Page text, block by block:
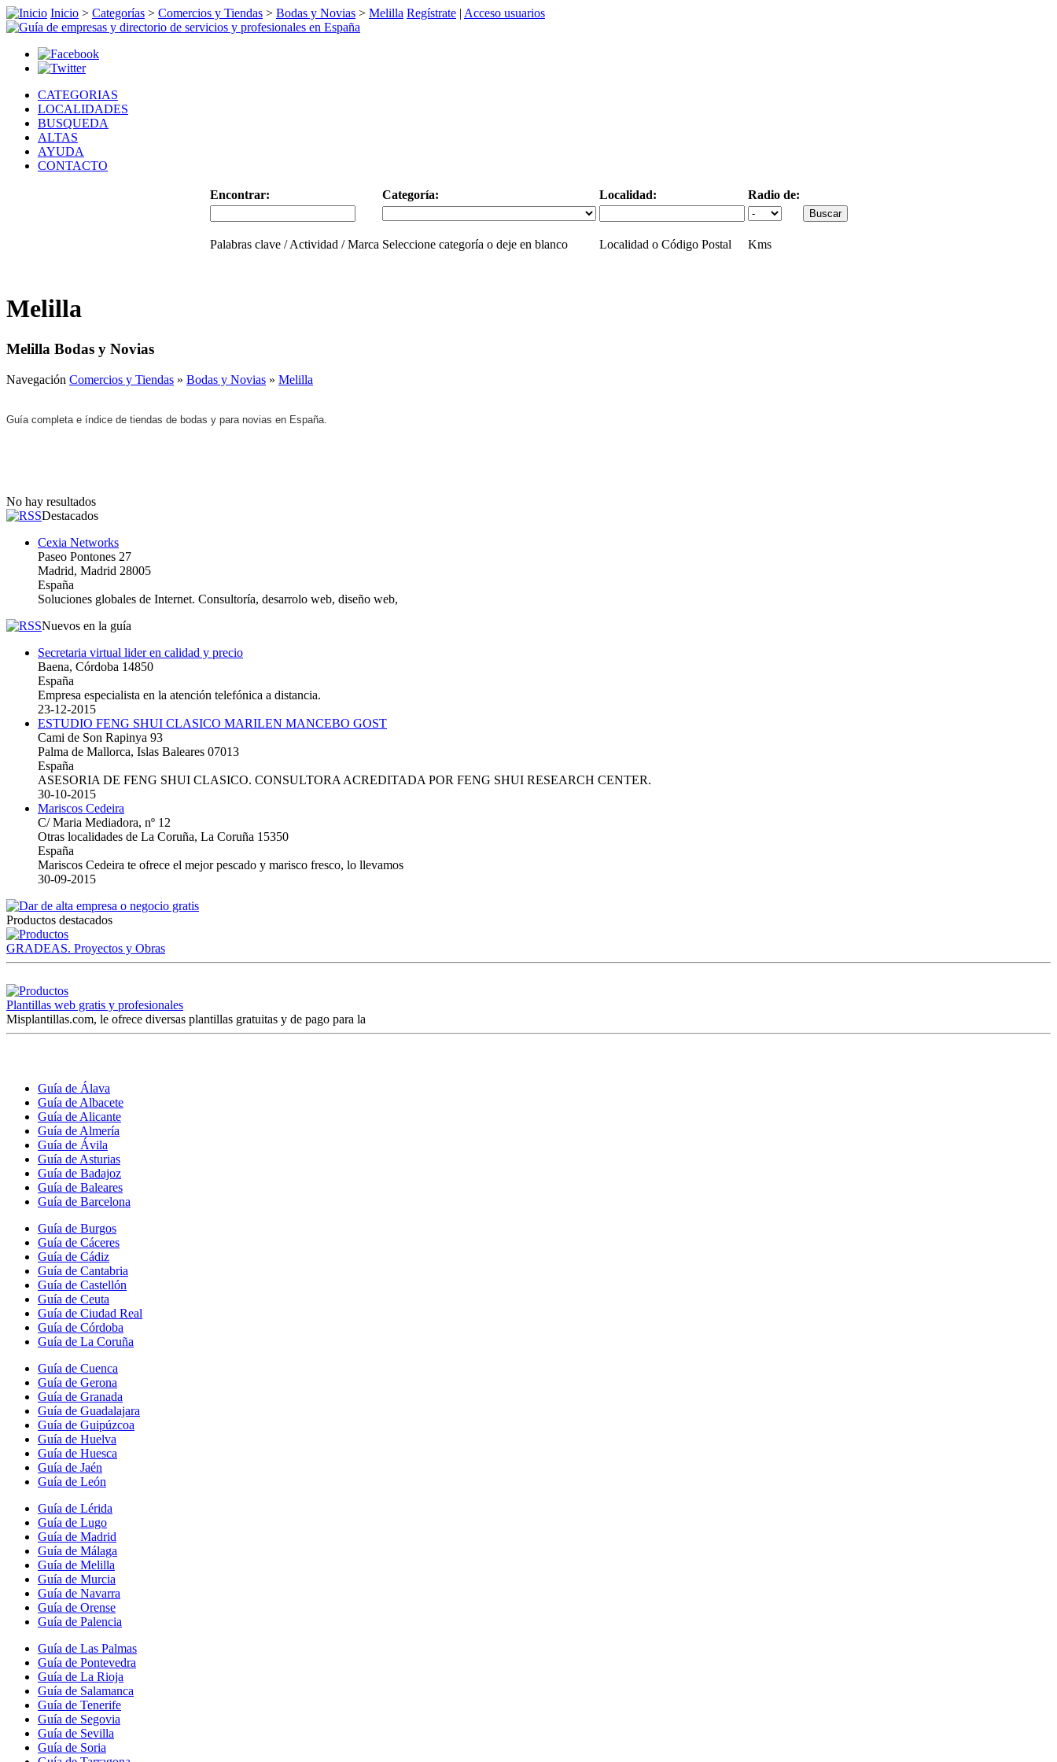
Inicio > Categorías > Comercios y Tiendas > Bodas y Novias > Melilla Regístrate | Acceso usuarios
CATEGORIAS
LOCALIDADES
BUSQUEDA
ALTAS
AYUDA
CONTACTO
Encontrar: Categoría: Localidad: Radio de:
Palabras clave / Actividad / Marca Seleccione categoría o deje en blanco Localidad o Código Postal Kms
Melilla
Melilla Bodas y Novias
Navegación Comercios y Tiendas » Bodas y Novias » Melilla
Guía completa e índice de tiendas de bodas y para novias en España.
No hay resultados
Destacados
Cexia Networks
Paseo Pontones 27
Madrid, Madrid 28005
España
Soluciones globales de Internet. Consultoría, desarrolo web, diseño web,
Nuevos en la guía
Secretaria virtual lider en calidad y precio
Baena, Córdoba 14850
España
Empresa especialista en la atención telefónica a distancia.
23-12-2015
ESTUDIO FENG SHUI CLASICO MARILEN MANCEBO GOST
Cami de Son Rapinya 93
Palma de Mallorca, Islas Baleares 07013
España
ASESORIA DE FENG SHUI CLASICO. CONSULTORA ACREDITADA POR FENG SHUI RESEARCH CENTER.
30-10-2015
Mariscos Cedeira
C/ Maria Mediadora, nº 12
Otras localidades de La Coruña, La Coruña 15350
España
Mariscos Cedeira te ofrece el mejor pescado y marisco fresco, lo llevamos
30-09-2015
Productos destacados
GRADEAS. Proyectos y Obras
Plantillas web gratis y profesionales
Misplantillas.com, le ofrece diversas plantillas gratuitas y de pago para la
Guía de Álava
Guía de Albacete
Guía de Alicante
Guía de Almería
Guía de Ávila
Guía de Asturias
Guía de Badajoz
Guía de Baleares
Guía de Barcelona
Guía de Burgos
Guía de Cáceres
Guía de Cádiz
Guía de Cantabria
Guía de Castellón
Guía de Ceuta
Guía de Ciudad Real
Guía de Córdoba
Guía de La Coruña
Guía de Cuenca
Guía de Gerona
Guía de Granada
Guía de Guadalajara
Guía de Guipúzcoa
Guía de Huelva
Guía de Huesca
Guía de Jaén
Guía de León
Guía de Lérida
Guía de Lugo
Guía de Madrid
Guía de Málaga
Guía de Melilla
Guía de Murcia
Guía de Navarra
Guía de Orense
Guía de Palencia
Guía de Las Palmas
Guía de Pontevedra
Guía de La Rioja
Guía de Salamanca
Guía de Tenerife
Guía de Segovia
Guía de Sevilla
Guía de Soria